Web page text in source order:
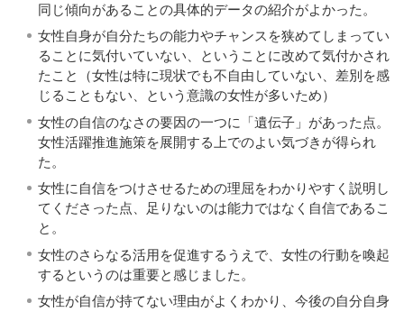
同じ傾向があることの具体的データの紹介がよかった。
女性自身が自分たちの能力やチャンスを狭めてしまってい
ることに気付いていない、ということに改めて気付かされ
たこと（女性は特に現状でも不自由していない、差別を感
じることもない、という意識の女性が多いため）
女性の自信のなさの要因の一つに「遺伝子」があった点。
女性活躍推進施策を展開する上でのよい気づきが得られ
た。
女性に自信をつけさせるための理屈をわかりやすく説明し
てくださった点、足りないのは能力ではなく自信であるこ
と。
女性のさらなる活用を促進するうえで、女性の行動を喚起
するというのは重要と感じました。
女性が自信が持てない理由がよくわかり、今後の自分自身